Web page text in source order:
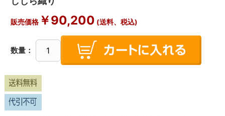
販売価格￥90,200 (送料、税込)
数量：